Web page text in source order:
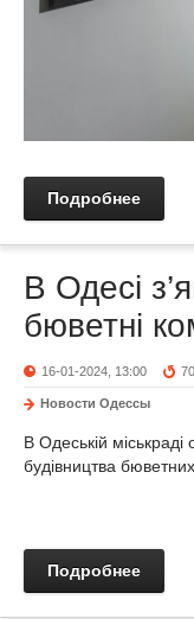
Подробнее
В Одесі
бюветні
16-01-2024, 13:00
Новости Одессы
В Одеській
будівництва
Подробнее